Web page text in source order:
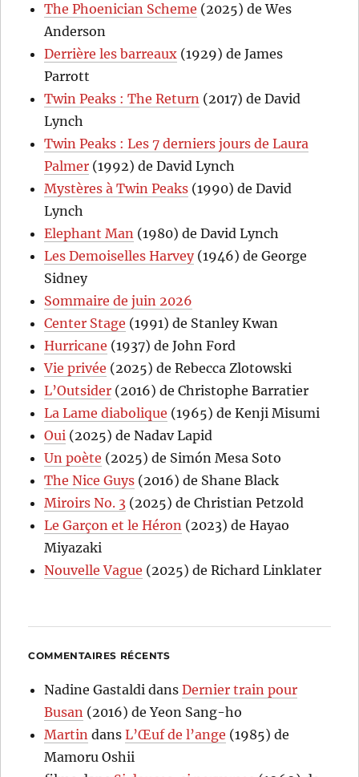
The Phoenician Scheme (2025) de Wes
Anderson
Derrière les barreaux (1929) de James
Parrott
Twin Peaks : The Return (2017) de David
Lynch
Twin Peaks : Les 7 derniers jours de Laura
Palmer (1992) de David Lynch
Mystères à Twin Peaks (1990) de David
Lynch
Elephant Man (1980) de David Lynch
Les Demoiselles Harvey(1946) de George
Sidney
Sommaire de juin 2026
Center Stage (1991) de Stanley Kwan
Hurricane (1937) de John Ford
Vie privée (2025) de Rebecca Zlotowski
L’Outsider (2016) de Christophe Barratier
La Lame diabolique (1965) de Kenji Misumi
Oui (2025) de Nadav Lapid
Un poète (2025) de Simón Mesa Soto
The Nice Guys (2016) de Shane Black
Miroirs No. 3 (2025) de Christian Petzold
Le Garçon et le Héron (2023) de Hayao
Miyazaki
Nouvelle Vague (2025) de Richard Linklater
COMMENTAIRES RÉCENTS
Nadine Gastaldi dansDernier train pour
Busan (2016) de Yeon Sang-ho
Martin dansL’Œuf de l’ange (1985) de
Mamoru Oshii